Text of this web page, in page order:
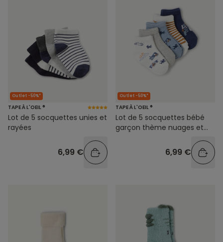
Outlet -50%*
TAPE À L'OEIL ®
Lot de 5 socquettes unies et
rayées
6,99 €
Outlet -50%*
TAPE À L'OEIL ®
Lot de 5 socquettes bébé
garçon thème nuages et
6,99 €